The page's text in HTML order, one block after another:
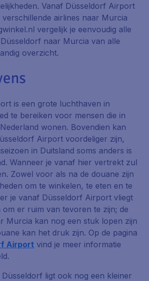
Vanaf Düsseldorf Airport
verschillende airlines naar Murcia
vergelijk je eenvoudig alle
naar Murcia van alle
overzicht.
is een grote luchthaven in
te bereiken voor mensen die in
wonen. Bovendien kan
Airport voordeliger zijn,
in Duitsland soms anders is
Wanneer je vanaf hier vertrekt zul
Zowel voor als na de douane zijn
om te winkelen, te eten en te
je vanaf Düsseldorf Airport vliegt
om er ruim van tevoren te zijn; de
Murcia kan nog een stuk lopen zijn
kan het druk zijn. Op de pagina
Airport vind je meer informatie
ligt ook nog een kleiner